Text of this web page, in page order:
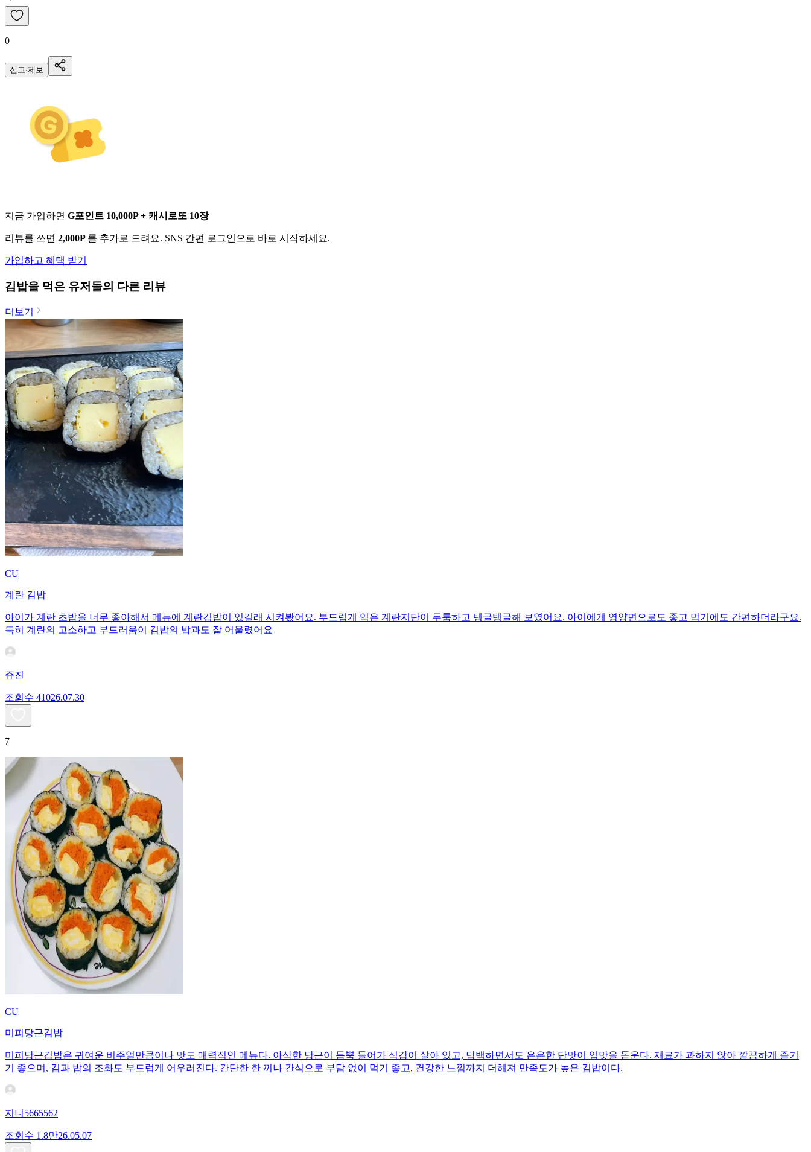
0
신고·제보
지금 가입하면 G포인트 10,000P + 캐시로또 10장
리뷰를 쓰면 2,000P 를 추가로 드려요. SNS 간편 로그인으로 바로 시작하세요.
가입하고 혜택 받기
김밥을 먹은 유저들의 다른 리뷰
더보기
CU
계란 김밥
아이가 계란 초밥을 너무 좋아해서 메뉴에 계란김밥이 있길래 시켜봤어요. 부드럽게 익은 계란지단이 두툼하고 탱글탱글해 보였어요. 아이에게 영양면으로도 좋고 먹기에도 간편하더라구요.
특히 계란의 고소하고 부드러움이 김밥의 밥과도 잘 어울렸어요
쥬진
조회수 41026.07.30
7
CU
미피당근김밥
미피당근김밥은 귀여운 비주얼만큼이나 맛도 매력적인 메뉴다. 아삭한 당근이 듬뿍 들어가 식감이 살아 있고, 담백하면서도 은은한 단맛이 입맛을 돋운다. 재료가 과하지 않아 깔끔하게 즐기
기 좋으며, 김과 밥의 조화도 부드럽게 어우러진다. 간단한 한 끼나 간식으로 부담 없이 먹기 좋고, 건강한 느낌까지 더해져 만족도가 높은 김밥이다.
지니5665562
조회수 1.8만26.05.07